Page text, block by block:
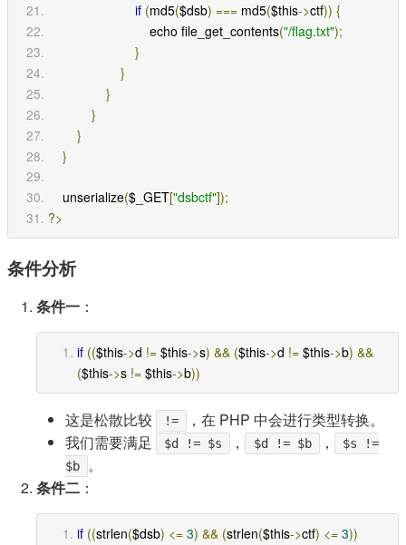
if (md5($dsb) === md5($this->ctf)) {
                            echo file_get_contents
("/flag.txt");
}
}
}
}
}
}
    unserialize
($_GET["dsbctf"]);
?>
条件分析
条件一 ：
if (($this->d != $this->s) && ($this->d != $this->b) &&
($this->s != $this->b))
这是松散比较 !=
，在 PHP 中会进行类型转换。
我们需要满足
$d != $s ， $d != $b ，
$s !=
$b
。
条件二 ：
if ((strlen($dsb) <= 3) && (strlen($this->ctf) <= 3))